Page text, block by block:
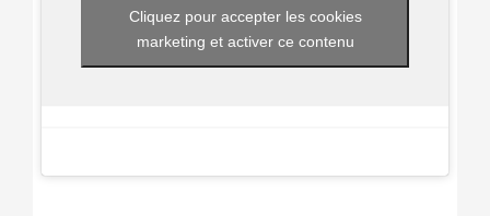
Cliquez pour accepter les cookies
marketing et activer ce contenu